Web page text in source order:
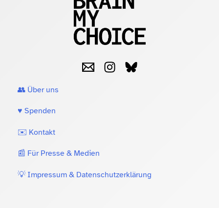
👥 Über uns
♥️ Spenden
✉️ Kontakt
📰 Für Presse & Medien
💡 Impressum & Datenschutzerklärung